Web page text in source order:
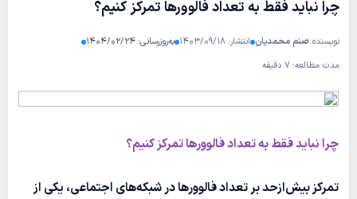
چرا نباید فقط به تعداد فالوورها تمرکز کنیم؟
نویسنده:صنم محمدیان انتشار: ۱۴۰۳/۰۹/۱۸
به‌روزرسانی: ۱۴۰۴/۰۲/۲۴
مدت مطالعه: ۷ دقیقه
چرا نباید فقط به تعداد فالوورها تمرکز کنیم؟
تمرکز بیش‌ازحد بر تعداد فالوورها در شبکه‌های اجتماعی، یکی از